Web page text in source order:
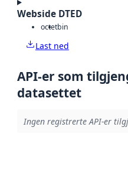
Webside DTED
octetbin
Last ned
API-er som
datasettet
Ingen registrerte API-er